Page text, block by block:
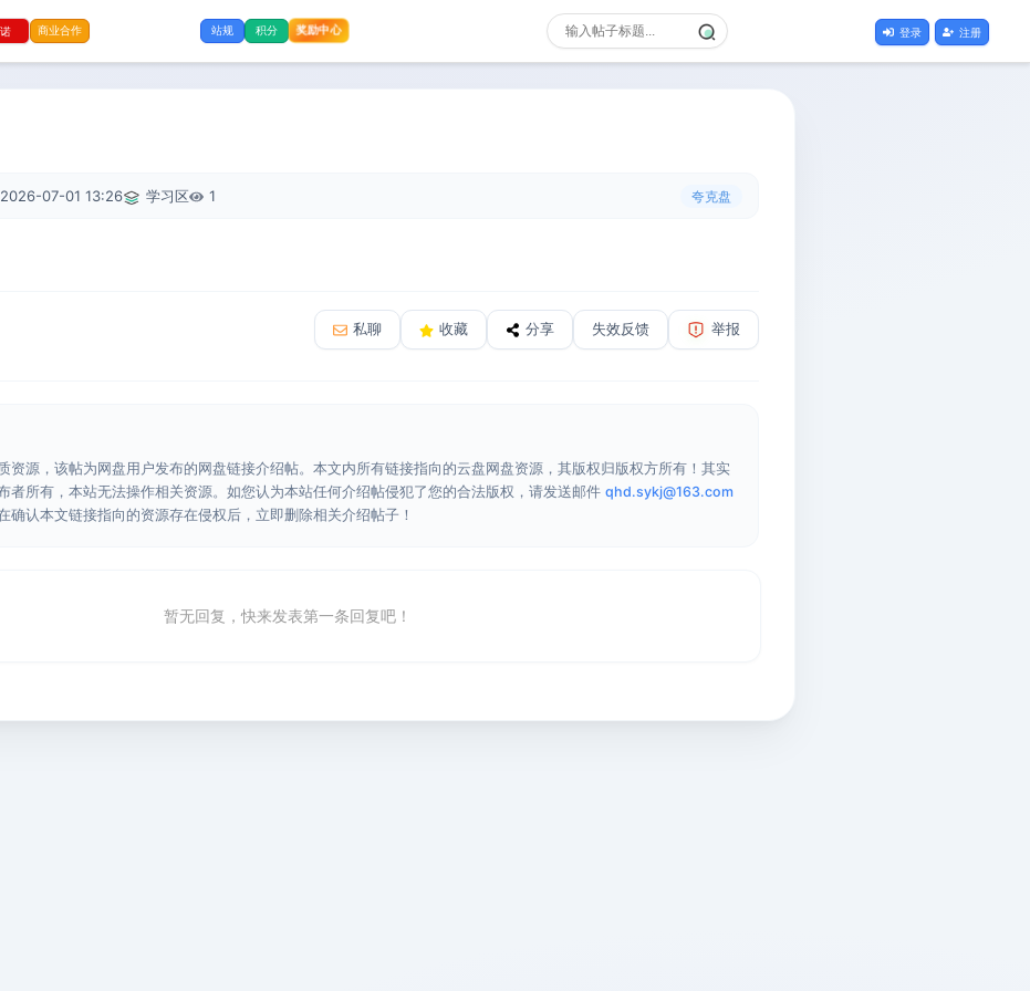
商业合作 站规 积分 奖励中心 登录 注册
2026-07-01 13:26 学习区 1 夸克盘
私聊 收藏 分享 失效反馈 举报
资源，该帖为网盘用户发布的网盘链接介绍帖。本文内所有链接指向的云盘网盘资源，其版权归版权方所有！其实
者所有，本站无法操作相关资源。如您认为本站任何介绍帖侵犯了您的合法版权，请发送邮件 qhd.sykj@163.com
确认本文链接指向的资源存在侵权后，立即删除相关介绍帖子！
暂无回复，快来发表第一条回复吧！